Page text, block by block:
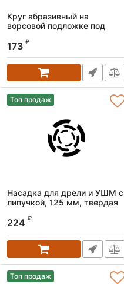
Круг абразивный на
ворсовой подложке под
шт.// Matrix
Артикул: 73870
173 ₽
Топ продаж
Насадка для дрели и УШМ с
липучкой, 125 мм, твердая
Артикул:
224 ₽
Топ продаж